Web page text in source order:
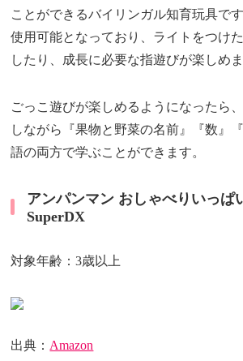
ことができるバイリンガル知育玩具で
使用可能となっており、ライトをつけ
したり、成長に必要な指遊びが楽しめま
ごっこ遊びが楽しめるようになったら
しながら『果物と野菜の名前』『数』
語の両方で学ぶことができます。
アンパンマン おしゃべりいっぱ
SuperDX
対象年齢：3歳以上
出典： Amazon